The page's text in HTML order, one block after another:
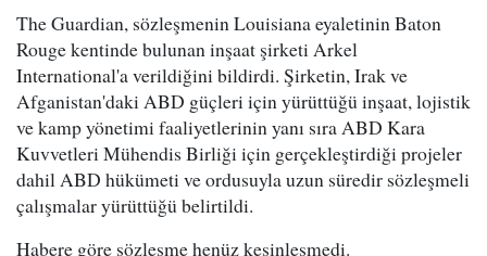
The Guardian, sözleşmenin Louisiana eyaletinin Baton
Rouge kentinde bulunan inşaat şirketi Arkel
International'a verildiğini bildirdi. Şirketin, Irak ve
Afganistan'daki ABD güçleri için yürüttüğü inşaat, lojistik
ve kamp yönetimi faaliyetlerinin yanı sıra ABD Kara
Kuvvetleri Mühendis Birliği için gerçekleştirdiği projeler
dahil ABD hükümeti ve ordusuyla uzun süredir sözleşmeli
çalışmalar yürüttüğü belirtildi.
Habere göre sözleşme henüz kesinleşmedi.